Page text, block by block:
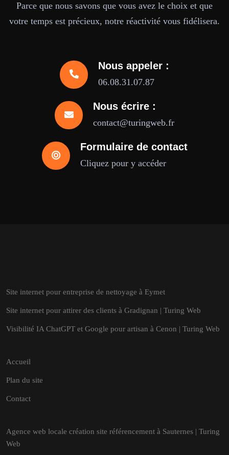
Parce que nous savons que vous avez le choix et que
votre temps est précieux, notre réactivité vous fidélisera.
Nous appeler :
06.08.31.07.87
Nous écrire :
contact@turingweb.fr
Formulaire de contact
Cliquez pour y accéder
Site internet pour entreprise de nettoyage à Eymet
Site internet pour attirer des clients à Gradignan | Turing Web
Visibilité IA ChatGPT et Google pour artisan à Cenon | Turing Web
Accueil
Plan du site
Contact
Agence web locale création site référencement à Sauternes | Turing
Web